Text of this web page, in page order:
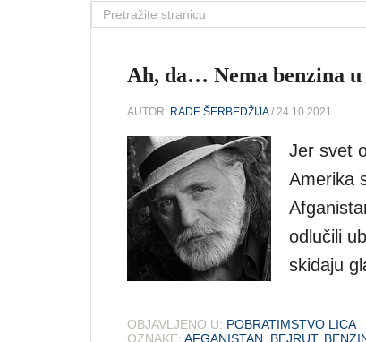
Ah, da… Nema benzina
AUTOR: RADE ŠERBEDŽIJA/ 24.10.2021.
Jer svet
Amerika
odlučili
skidaju
OBJAVLJENO U: POBRATIMSTVO LICA
OZNAKE: AFGANISTAN, BEJRUT,